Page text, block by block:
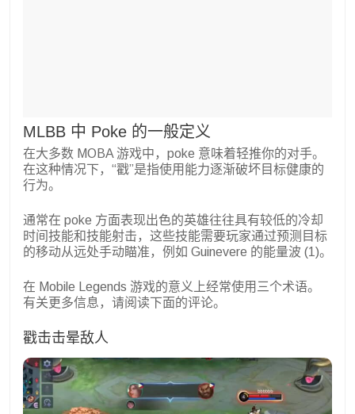
MLBB 中 Poke 的一般定义
在大多数 MOBA 游戏中，poke 意味着轻推你的对手。
在这种情况下，“戳”是指使用能力逐渐破坏目标健康的
行为。
通常在 poke 方面表现出色的英雄往往具有较低的冷却
时间技能和技能射击，这些技能需要玩家通过预测目标
的移动从远处手动瞄准，例如 Guinevere 的能量波 (1)。
在 Mobile Legends 游戏的意义上经常使用三个术语。
有关更多信息，请阅读下面的评论。
戳击击晕敌人